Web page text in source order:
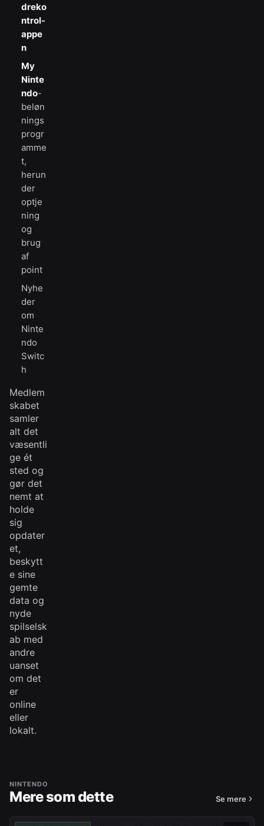
dreko
ntrol-
appe
n
My
Ninte
ndo-
beløn
nings
progr
amme
t,
herun
der
optje
ning
og
brug
af
point
Nyhe
der
om
Ninte
ndo
Switc
h
Medlem
skabet
samler
alt det
væsentli
ge ét
sted og
gør det
nemt at
holde
sig
opdater
et,
beskytt
e sine
gemte
data og
nyde
spilselsk
ab med
andre
uanset
om det
er
online
eller
lokalt.
NINTENDO
Mere som dette Se mere